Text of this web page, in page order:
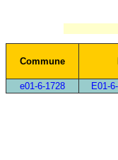
Commune
e01-6-1728 E01-